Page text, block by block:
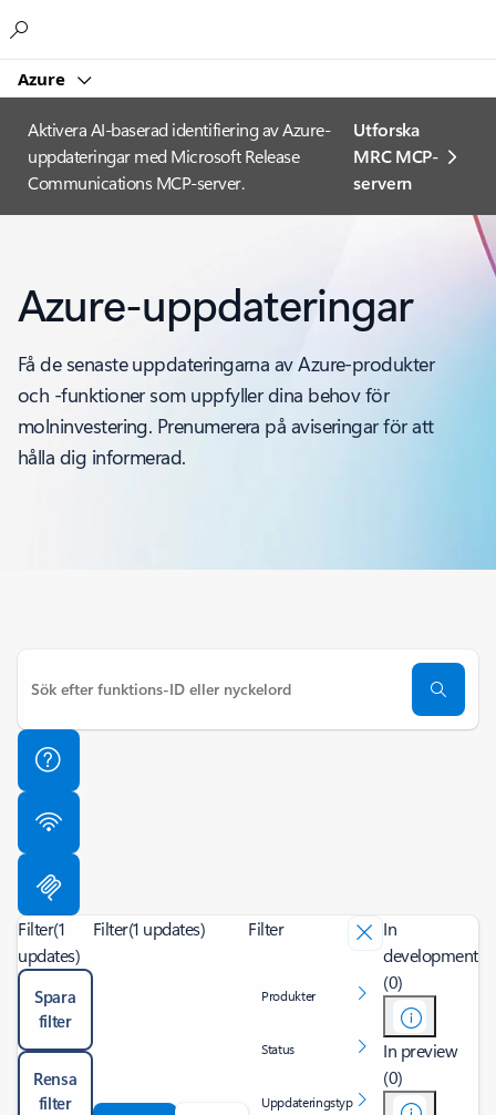
Azure
Aktivera AI-baserad identifiering av Azure-
uppdateringar med Microsoft Release
Communications MCP-server.
Utforska
MRC MCP-
servern
Azure-uppdateringar
Få de senaste uppdateringarna av Azure-produkter
och -funktioner som uppfyller dina behov för
molninvestering. Prenumerera på aviseringar för att
hålla dig informerad.
Filter(1
updates)
Spara
filter
Rensa
filter
Filter(1 updates) Filter
Produkter
Status
Uppdateringstyp
In
development
(0)
In preview
(0)